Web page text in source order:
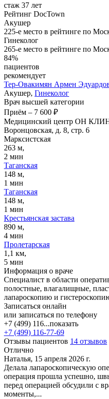
стаж 37 лет
Рейтинг DocTown
Акушер
225-е место в рейтинге по
Гинеколог
265-е место в рейтинге по
84%
пациентов
рекомендует
Тер-Овакимян Армен
Акушер, Гинеколог
Врач высшей категории
Приём – 7 600 ₽
Медицинский центр ОН
Воронцовская, д. 8, стр. 6
Марксистская
263 м,
2 мин
Таганская
148 м,
1 мин
Таганская
148 м,
1 мин
Крестьянская застава
890 м,
4 мин
Пролетарская
1,1 км,
5 мин
Информация о враче
Специалист в области
полостные, влагалищные,
лапароскопию и
Записаться онлайн
или записаться по телефону
+7 (499) 116...показать
+7 (499) 116-77-69
Отзывы пациентов 14 отзывов
Отлично
Наталья, 15 апреля 2026 г.
Делала лапароскопическую
операция прошла успешно,
перед операцией обсудили с
моменты,...